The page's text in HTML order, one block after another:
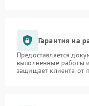
Гарантия на
Предоставляется
выполненные работы
защищает клиента от